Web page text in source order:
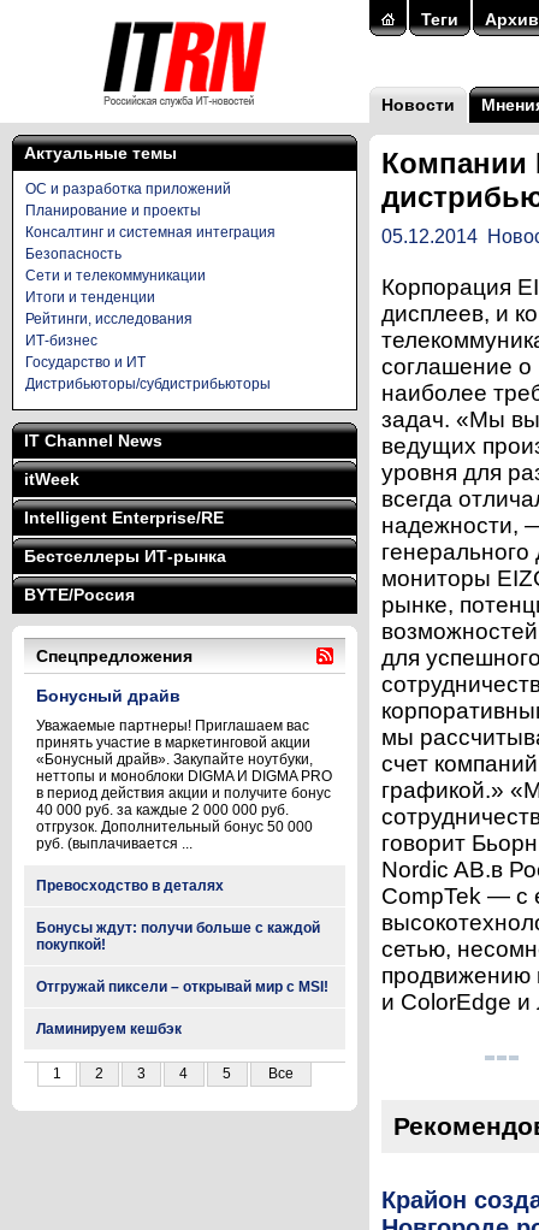
Теги Архив
Новости
Актуальные темы
ОС и разработка приложений
Планирование и проекты
Консалтинг и системная интеграция
Безопасность
Сети и телекоммуникации
Итоги и тенденции
Рейтинги, исследования
ИТ-бизнес
Государство и ИТ
Дистрибьюторы/субдистрибьюторы
IT Channel News
itWeek
Intelligent Enterprise/RE
Бестселлеры ИТ-рынка
BYTE/Россия
Спецпредложения
Бонусный драйв
Уважаемые партнеры! Приглашаем вас
принять участие в маркетинговой акции
«Бонусный драйв». Закупайте ноутбуки,
неттопы и моноблоки DIGMA И DIGMA PRO
в период действия акции и получите бонус
40 000 руб. за каждые 2 000 000 руб.
отгрузок. Дополнительный бонус 50 000
руб. (выплачивается ...
Превосходство в деталях
Бонусы ждут: получи больше с каждой
покупкой!
Отгружай пиксели – открывай мир с MSI!
Ламинируем кешбэк
1 2 3 4 5 Все
Компании
05.12.2014
Корпорация
дисплеев, и
соглашение о
наиболее
задач. «Мы
ведущих
уровня для
всегда
надежности,
мониторы
рынке,
для
мы
счет
графикой.»
говорит
Nordic AB.в
CompTek — с
сетью,
продвижению
и ColorEdge
Крайон